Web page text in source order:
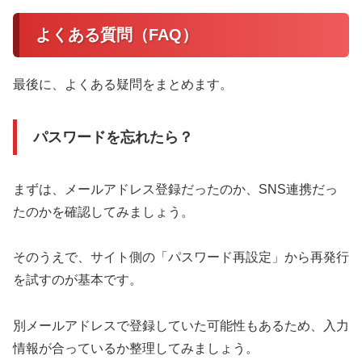
よくある質問（FAQ）
最後に、よくある疑問をまとめます。
パスワードを忘れたら？
まずは、メールアドレス登録だったのか、SNS連携だっ
たのかを確認してみましょう。
そのうえで、サイト側の「パスワード再設定」から再発行
を試すのが基本です。
別メールアドレスで登録していた可能性もあるため、入力
情報が合っているか整理してみましょう。